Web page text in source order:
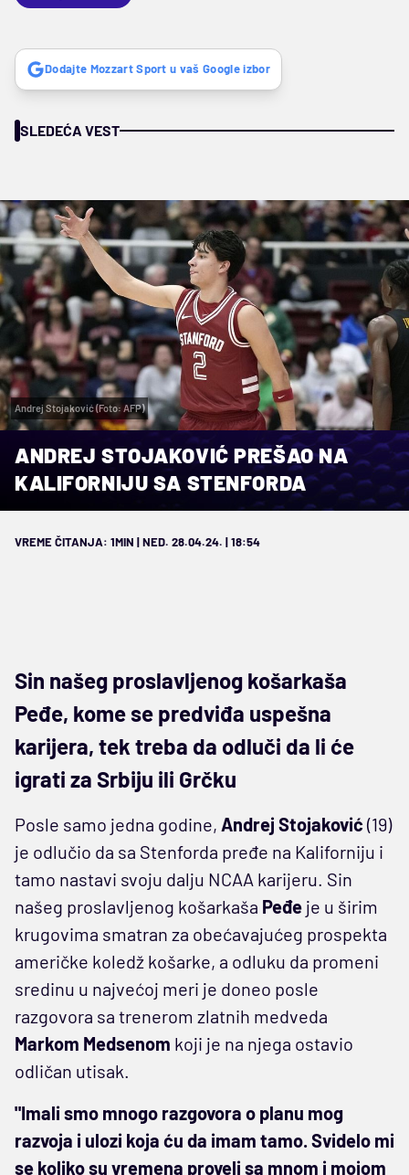
Dodajte Mozzart Sport u vaš Google izbor
SLEDEĆA VEST
Andrej Stojaković (Foto: AFP)
ANDREJ STOJAKOVIĆ PREŠAO NA
KALIFORNIJU SA STENFORDA
VREME ČITANJA: 1MIN | NED. 28.04.24. | 18:54
Sin našeg proslavljenog košarkaša
Peđe, kome se predviđa uspešna
karijera, tek treba da odluči da li će
igrati za Srbiju ili Grčku
Posle samo jedna godine, Andrej Stojaković (19)
je odlučio da sa Stenforda pređe na Kaliforniju i
tamo nastavi svoju dalju NCAA karijeru. Sin
našeg proslavljenog košarkaša Peđe je u širim
krugovima smatran za obećavajućeg prospekta
američke koledž košarke, a odluku da promeni
sredinu u najvećoj meri je doneo posle
razgovora sa trenerom zlatnih medveda
Markom Medsenom koji je na njega ostavio
odličan utisak.
"Imali smo mnogo razgovora o planu mog
razvoja i ulozi koja ću da imam tamo. Svidelo mi
se koliko su vremena proveli sa mnom i mojom